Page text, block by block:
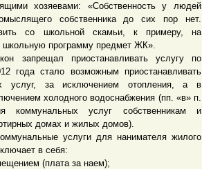
хозяевами: «Собственность у людей
собственника до сих пор нет.
со школьной скамьи, к примеру, на
школьную программу предмет ЖК».
приостанавливать услугу по
года стало возможным приостанавливать
услуг, за исключением отопления, а в
холодного водоснабжения (пп. «в» п.
коммунальных услуг собственникам и
домах и жилых домов).
услуги для нанимателя жилого
в себя:
(плата за наем);